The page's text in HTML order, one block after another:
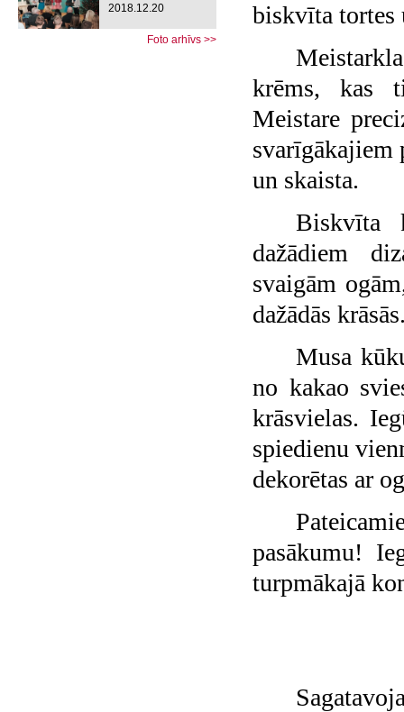
2018.12.20
Foto arhīvs >>
biskvīta tortes
krēms, kas
Meistare
svarīgākajiem
un skaista.
Biskvīta
dažādiem
svaigām
dažādās
Musa
no kakao
krāsvielas.
spiedienu
dekorētas ar
pasākumu!
turpmākajā